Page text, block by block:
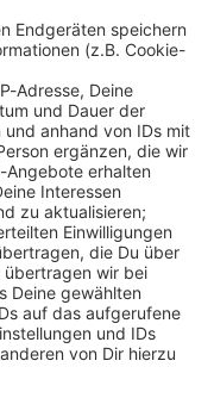
kostenlosen